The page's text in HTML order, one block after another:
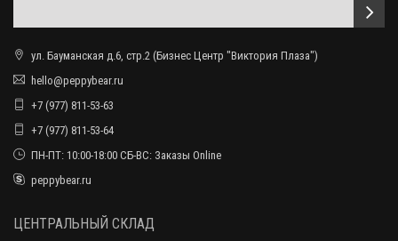
ул. Бауманская д.6, стр.2 (Бизнес Центр "Виктория Плаза")
hello@peppybear.ru
+7 (977) 811-53-63
+7 (977) 811-53-64
ПН-ПТ: 10:00-18:00 СБ-ВС: Заказы Online
peppybear.ru
ЦЕНТРАЛЬНЫЙ СКЛАД